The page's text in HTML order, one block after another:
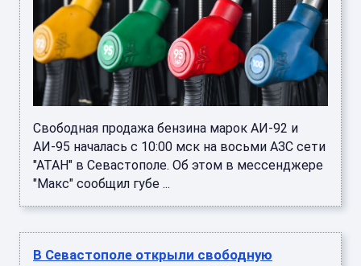
Свободная продажа бензина марок АИ-92 и
АИ-95 началась с 10:00 мск на восьми АЗС сети
"АТАН" в Севастополе. Об этом в мессенджере
"Макс" сообщил губе ...
В Севастополе открыли свободную